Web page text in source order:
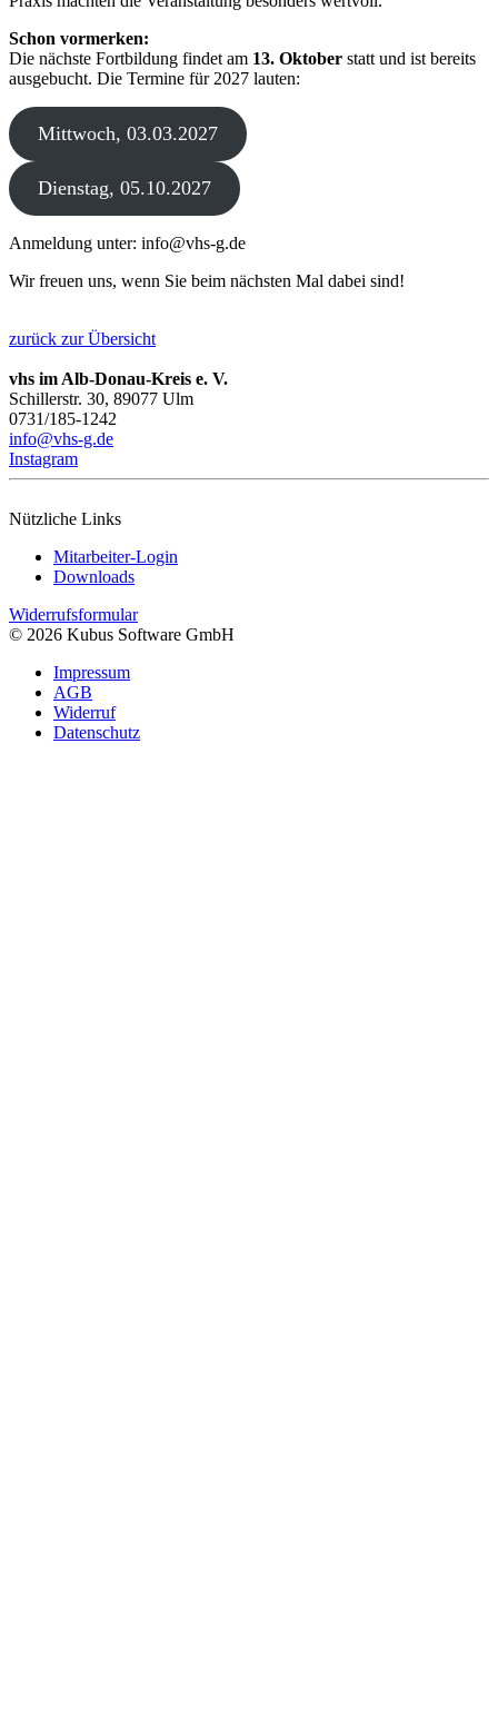
Schon vormerken:
Die nächste Fortbildung findet am 13. Oktober statt und ist bereits
ausgebucht. Die Termine für 2027 lauten:
Mittwoch, 03.03.2027
Dienstag, 05.10.2027
Anmeldung unter: info@vhs-g.de
Wir freuen uns, wenn Sie beim nächsten Mal dabei sind!
zurück zur Übersicht
vhs im Alb-Donau-Kreis e. V.
Schillerstr. 30, 89077 Ulm
0731/185-1242
info@vhs-g.de
Instagram
Nützliche Links
Mitarbeiter-Login
Downloads
Widerrufsformular
© 2026 Kubus Software GmbH
Impressum
AGB
Widerruf
Datenschutz